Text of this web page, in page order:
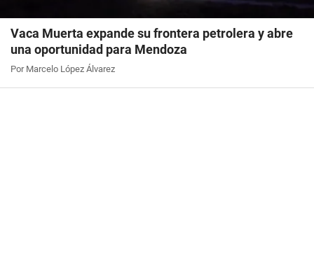
Vaca Muerta expande su frontera petrolera y abre
una oportunidad para Mendoza
Por Marcelo López Álvarez